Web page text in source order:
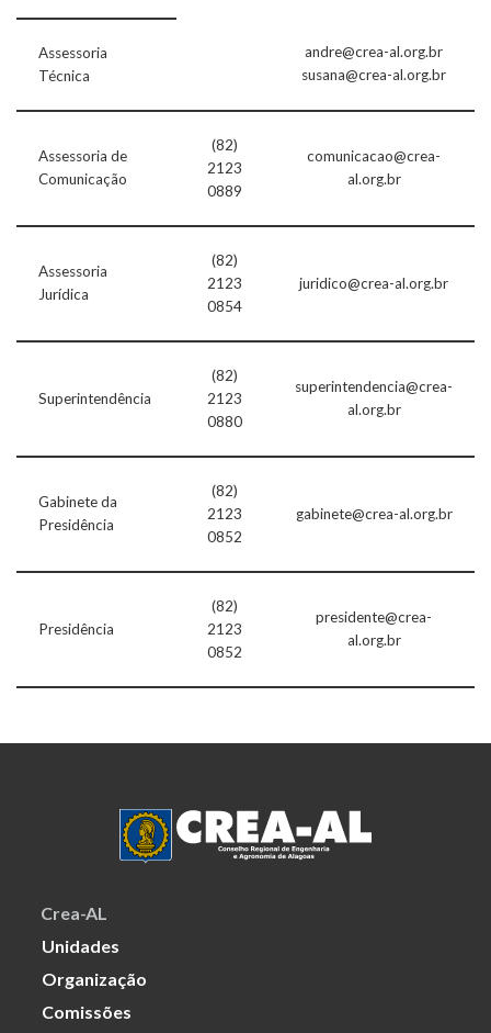
Assessoria
Técnica
andre@crea-al.org.br
susana@crea-al.org.br
Assessoria de
Comunicação
(82)
2123
0889
comunicacao@crea-
al.org.br
Assessoria
Jurídica
(82)
2123
0854
juridico@crea-al.org.br
Superintendência
(82)
2123
0880
superintendencia@crea-
al.org.br
Gabinete da
Presidência
(82)
2123
0852
gabinete@crea-al.org.br
Presidência
(82)
2123
0852
presidente@crea-
al.org.br
Crea-AL
Unidades
Organização
Comissões